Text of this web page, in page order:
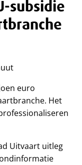
subsidie
euro
Het
Uitvaart uitleg